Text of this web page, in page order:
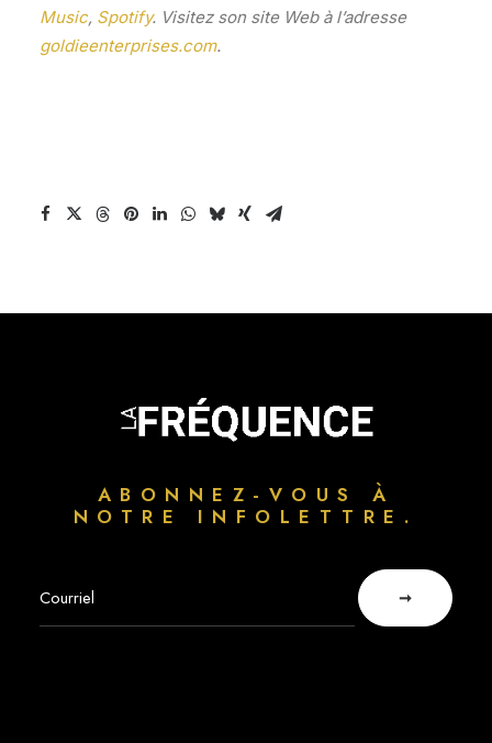
Music, Spotify. Visitez son site Web à l’adresse
goldieenterprises.com.
ABONNEZ-VOUS À
NOTRE INFOLETTRE.